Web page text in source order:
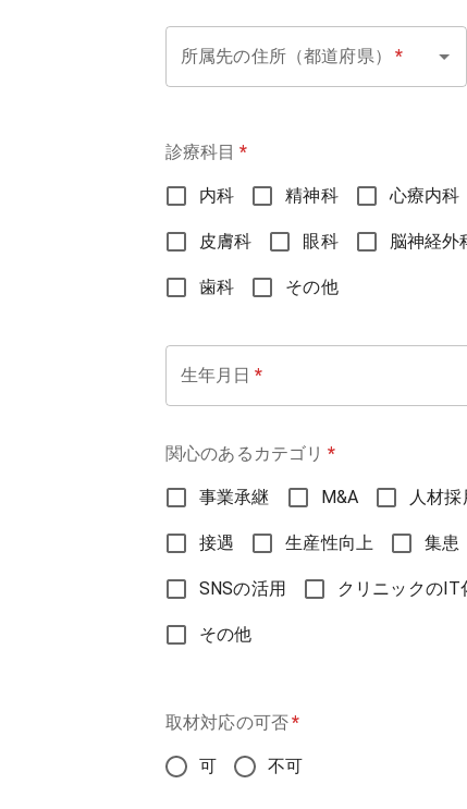
所属先の住所（都道府県） *
診療科目 *
内科 精神科 心療内科
皮膚科 眼科 脳神経外
歯科 その他
生年月日 *
関心のあるカテゴリ *
事業承継 M&A 人材
接遇 生産性向上 集患
SNSの活用 クリニックのIT
その他
取材対応の可否*
可 不可